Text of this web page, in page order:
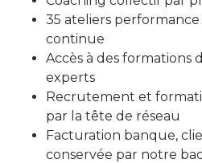
35 ateliers
continue
Accès à des formations
experts
Recrutement et
par la tête de réseau
Facturation banque,
conservée par notre